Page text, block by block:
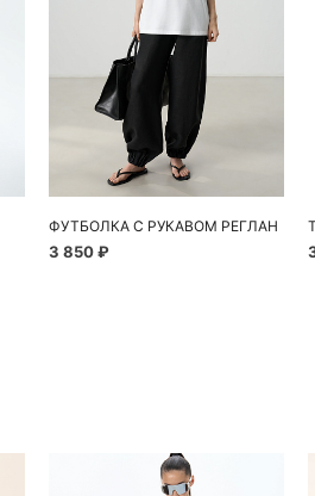
ФУТБОЛКА С РУКАВОМ РЕГЛАН
3 850 ₽